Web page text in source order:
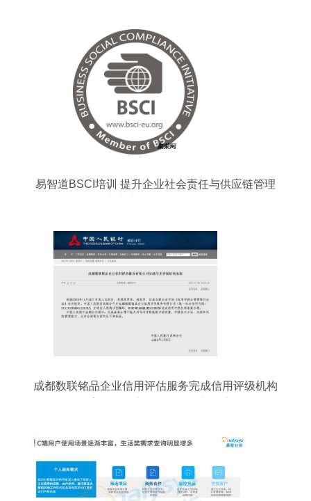
易智道BSCI培训 提升企业社会责任与供应链管理
成都数联铭品企业信用评估服务完成信用评级机构